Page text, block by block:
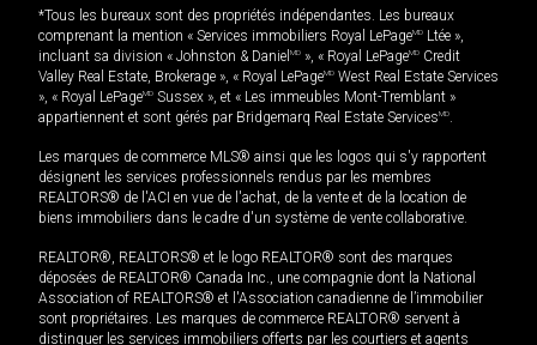
*Tous les bureaux sont des propriétés indépendantes. Les bureaux
comprenant la mention « Services immobiliers Royal LePageMD Ltée »,
incluant sa division « Johnston & Daniel MD », « Royal LePageMD Credit
Valley Real Estate, Brokerage », « Royal LePageMD West Real Estate Services
», « Royal LePageMD Sussex », et « Les immeubles Mont-Tremblant »
appartiennent et sont gérés par Bridgemarq Real Estate ServicesMD.
Les marques de commerce MLS® ainsi que les logos qui s'y rapportent
désignent les services professionnels rendus par les membres
REALTORS® de l'ACI en vue de l'achat, de la vente et de la location de
biens immobiliers dans le cadre d'un système de vente collaborative.
REALTOR®, REALTORS® et le logo REALTOR® sont des marques
déposées de REALTOR® Canada Inc., une compagnie dont la National
Association of REALTORS® et l'Association canadienne de l’immobilier
sont propriétaires. Les marques de commerce REALTOR® servent à
distinguer les services immobiliers offerts par les courtiers et agents